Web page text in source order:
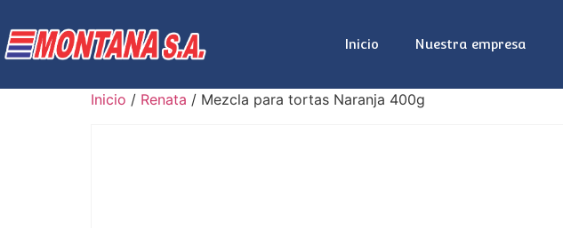
Inicio Nuestra empresa
Inicio / Renata / Mezcla para tortas Naranja 400g